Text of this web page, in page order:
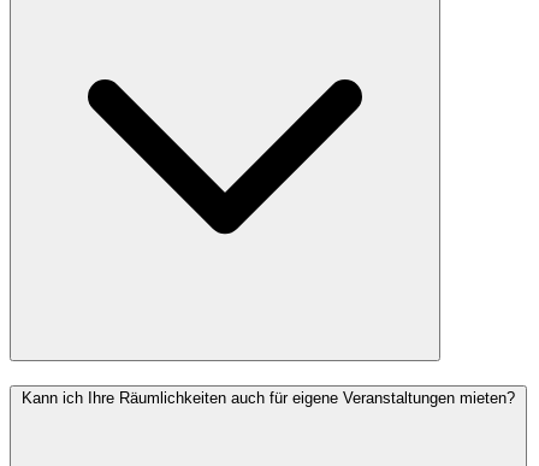
Kann ich Ihre Räumlichkeiten auch für eigene Veranstaltungen mieten?